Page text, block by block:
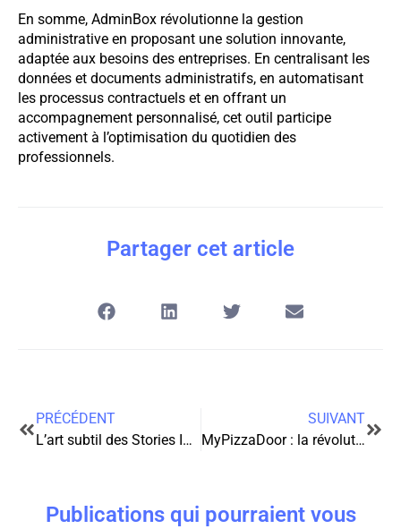
En somme, AdminBox révolutionne la gestion
administrative en proposant une solution innovante,
adaptée aux besoins des entreprises. En centralisant les
données et documents administratifs, en automatisant
les processus contractuels et en offrant un
accompagnement personnalisé, cet outil participe
activement à l’optimisation du quotidien des
professionnels.
Partager cet article
PRÉCÉDENT
L’art subtil des Stories Instagram : captivez votre audience en un clin d’œil
SUIVANT
MyPizzaDoor : la révolution silencieuse qui transforme nos habitudes culinaires
Publications qui pourraient vous